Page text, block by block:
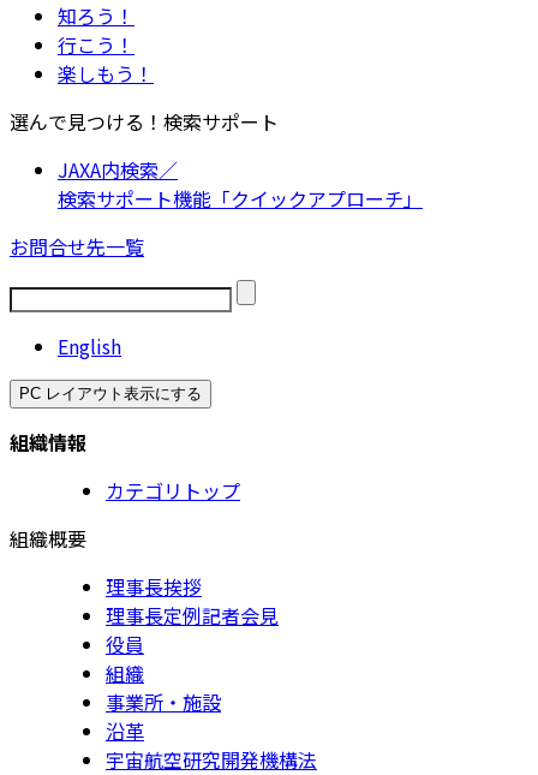
知ろう！
行こう！
楽しもう！
選んで見つける！検索サポート
JAXA内検索／
検索サポート機能「クイックアプローチ」
お問合せ先一覧
English
PC レイアウト表示にする
組織情報
カテゴリトップ
組織概要
理事長挨拶
理事長定例記者会見
役員
組織
事業所・施設
沿革
宇宙航空研究開発機構法